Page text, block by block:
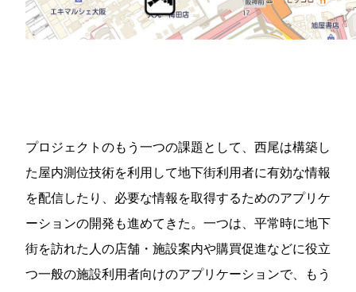
プロジェクトのもう一つの課題として、西尾は構築し
た屋内測位技術を利用して地下街利用者に有効な情報
を配信したり、必要な情報を取得するためのアプリケ
ーションの開発も進めてきた。一つは、平常時に地下
街を訪れた人の店舗・施設案内や購買促進などに役立
つ一般の施設利用者向けのアプリケーションで、もう